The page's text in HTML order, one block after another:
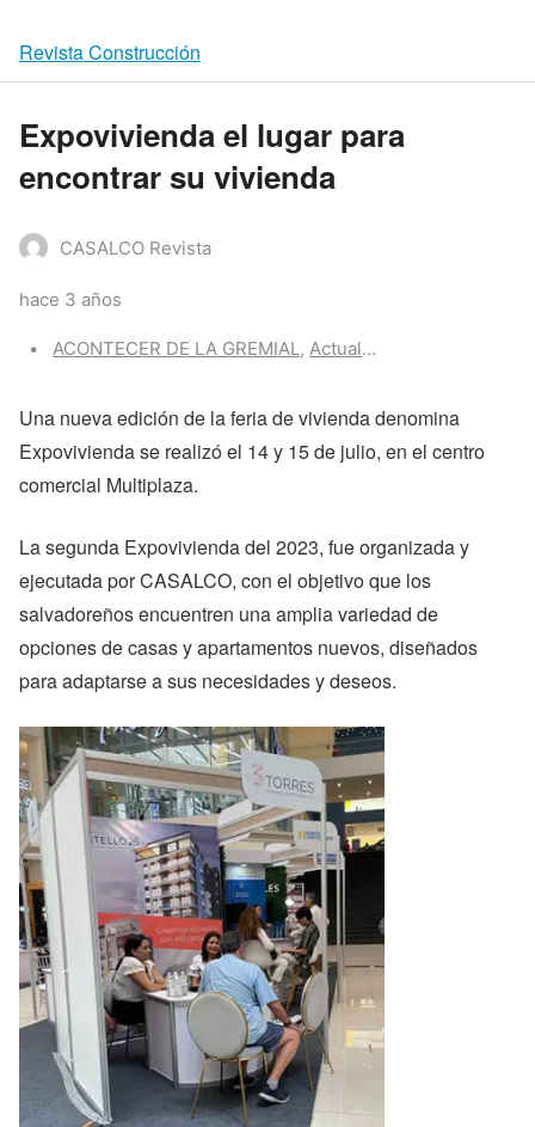
Revista Construcción
Expovivienda el lugar para
encontrar su vivienda
CASALCO Revista
hace 3 años
Categories:
ACONTECER DE LA GREMIAL, Actualidad CASALCO
Una nueva edición de la feria de vivienda denomina
Expovivienda se realizó el 14 y 15 de julio, en el centro
comercial Multiplaza.
La segunda Expovivienda del 2023, fue organizada y
ejecutada por CASALCO, con el objetivo que los
salvadoreños encuentren una amplia variedad de
opciones de casas y apartamentos nuevos, diseñados
para adaptarse a sus necesidades y deseos.